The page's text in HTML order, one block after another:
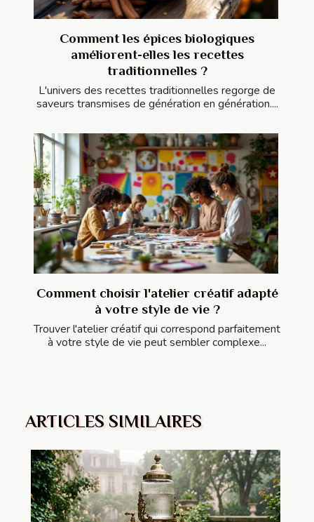
Comment les épices biologiques
améliorent-elles les recettes
traditionnelles ?
L'univers des recettes traditionnelles regorge de
saveurs transmises de génération en génération....
Comment choisir l'atelier créatif adapté
à votre style de vie ?
Trouver l'atelier créatif qui correspond parfaitement
à votre style de vie peut sembler complexe...
ARTICLES SIMILAIRES